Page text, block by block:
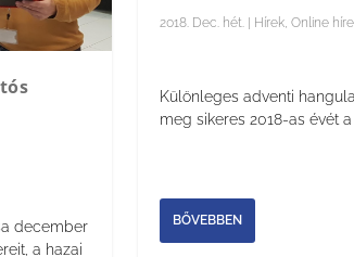
december
a hazai
2018. Dec. hét.| Hírek, Online
Különleges adventi
meg sikeres 2018-as évét
BŐVEBBEN